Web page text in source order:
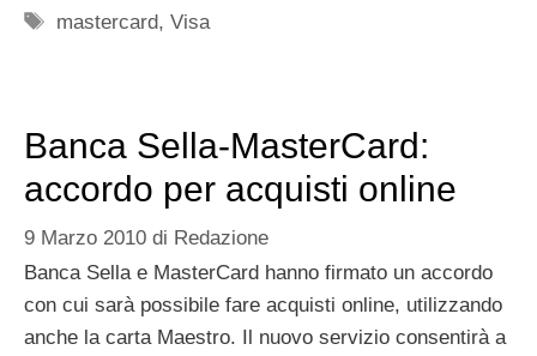
Tag
mastercard,Visa
Banca Sella-MasterCard:
accordo per acquisti online
9 Marzo 2010 di Redazione
Banca Sella e MasterCard hanno firmato un accordo
con cui sarà possibile fare acquisti online, utilizzando
anche la carta Maestro. Il nuovo servizio consentirà a